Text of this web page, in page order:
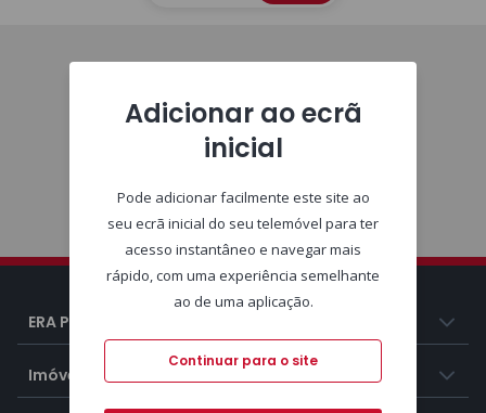
ERA Portugal
Imóveis
Adicionar ao ecrã
inicial
Pode adicionar facilmente este site ao
seu ecrã inicial do seu telemóvel para ter
acesso instantâneo e navegar mais
rápido, com uma experiência semelhante
ao de uma aplicação.
Continuar para o site